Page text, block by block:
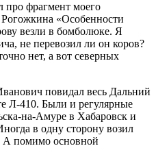
про фрагмент моего
«Особенности
везли в бомболюке. Я
не перевозил ли он коров?
нет, а вот северных
повидал весь Дальний
Л-410. Были и регулярные
на-Амуре в Хабаровск и
в одну сторону возил
А помимо основной